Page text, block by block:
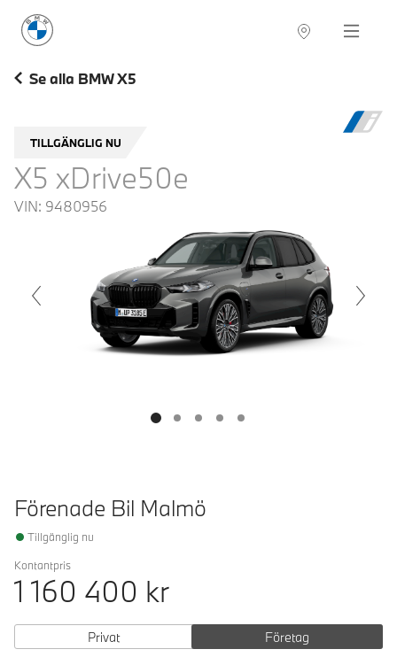
BMW Sverige Navigation
Se alla BMW X5
TILLGÄNGLIG NU
X5 xDrive50e
VIN: 9480956
Förenade Bil Malmö
Tillgänglig nu
Kontantpris
1 160 400 kr
Privat Företag